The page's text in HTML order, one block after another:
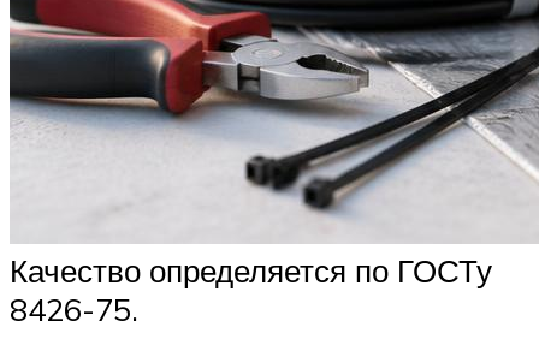
Качество определяется по ГОСТу
8426-75.